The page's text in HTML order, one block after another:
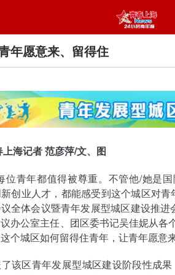
年愿意来、留得住
上海记者 范彦萍/文、图
位青年都值得被尊重。不管他/她是
创业人才，都能感受到这个城区对
全体会议暨青年发展型城区建设推
办公室主任、团区委书记吴佳妮从各
个城区如何留得住青年，让青年愿意来
该区青年发展型城区建设阶段性成